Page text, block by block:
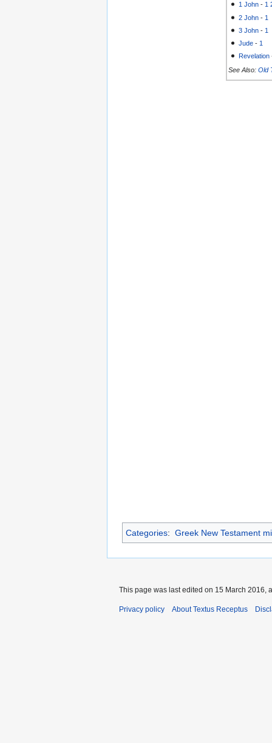
1 John -1
2 John - 1
3 John - 1
Jude - 1
Revelation
See Also: Old
Categories: Greek New Testament
This page was last edited on 15 March 2016,
Privacy policy About Textus Receptus